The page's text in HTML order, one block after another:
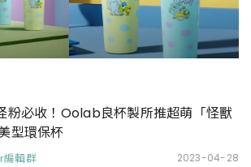
粉必收！Oolab良杯製所推超萌「怪獸
型環保杯
輯群 2023-04-28